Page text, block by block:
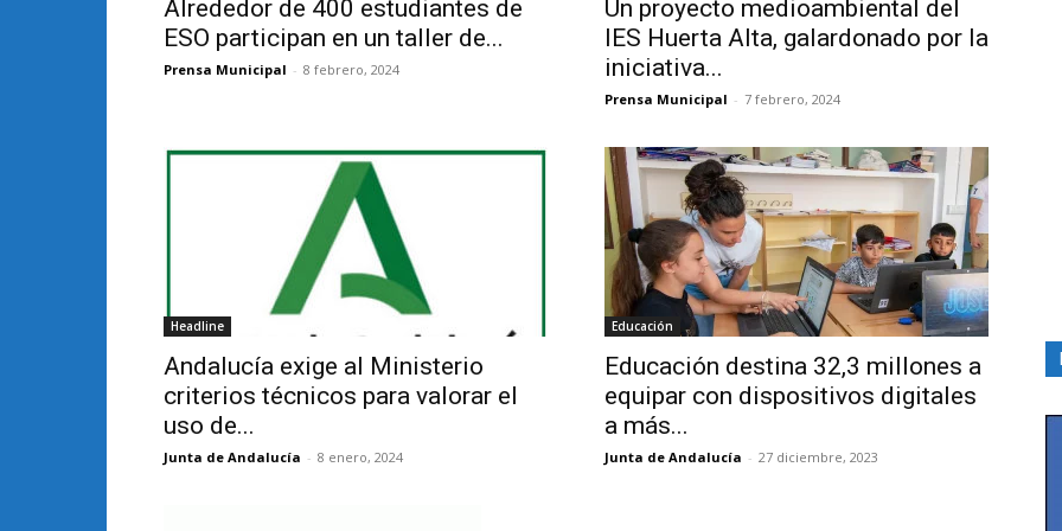
Alrededor de 400 estudiantes de
ESO participan en un taller de...
Prensa Municipal - 8 febrero, 2024
Un proyecto medioambiental del
IES Huerta Alta, galardonado por la
iniciativa...
Prensa Municipal - 7 febrero, 2024
Headline
Andalucía exige al Ministerio
criterios técnicos para valorar el
uso de...
Junta de Andalucía - 8 enero, 2024
Educación
Educación destina 32,3 millones a
equipar con dispositivos digitales
a más...
Junta de Andalucía - 27 diciembre, 2023